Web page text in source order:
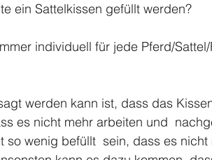
ein Sattelkissen gefüllt werden?
individuell für jede Pferd/
werden kann ist, dass das
es nicht mehr arbeiten und
so wenig befüllt  sein, dass es